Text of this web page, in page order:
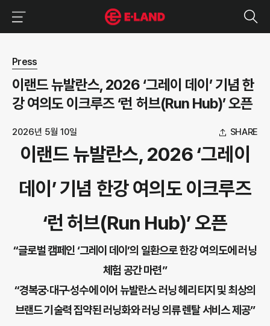
뉴스 상세보기
Press
이랜드 뉴발란스, 2026 ‘그레이 데이’ 기념 한
강 여의도 이크루즈 ‘런 허브(Run Hub)’ 오픈
2026년 5월 10일 SHARE
이랜드 뉴발란스, 2026 ‘그레이
데이’ 기념 한강 여의도 이크루즈
‘런 허브(Run Hub)’ 오픈
“글로벌 캠페인 ‘그레이 데이’의 일환으로 한강 여의도에 러닝
체험 공간 마련”
“경복궁·대구·성수에 이어 뉴발란스 러닝 헤리티지 및 최상의
브랜드 기술력 집약된 러닝화와 러닝 의류 렌탈 서비스 제공”